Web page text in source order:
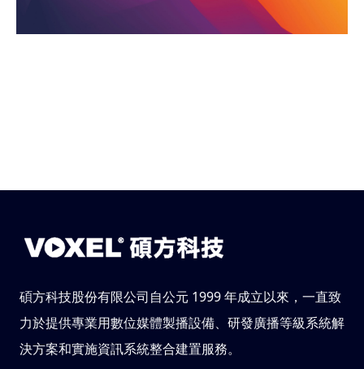
碩方科技股份有限公司自公元 1999 年成立以來，一直致
力於提供專業用數位媒體製播設備、研發廣播等級系統解
決方案和實施資訊系統整合建置服務。